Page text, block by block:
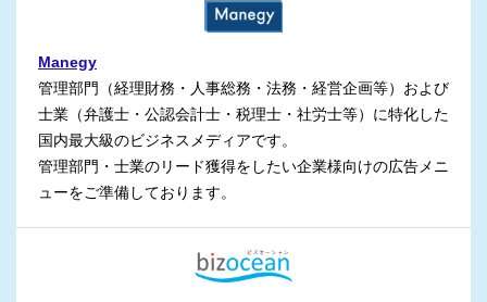
Manegy
管理部門（経理財務・人事総務・法務・経営企画等）および
士業（弁護士・公認会計士・税理士・社労士等）に特化した
国内最大級のビジネスメディアです。
管理部門・士業のリード獲得をしたい企業様向けの広告メニ
ューをご準備しております。